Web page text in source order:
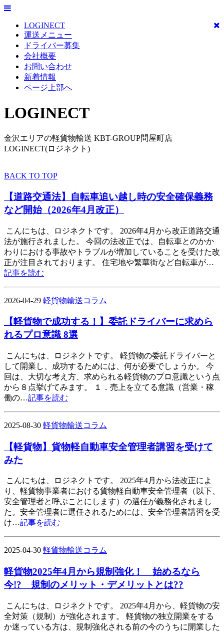
LOGINECT
運送メニュー
ドライバー募集
会社概要
お問い合わせ
新着情報
ページ上部へ
LOGINECT
金沢エリアの軽貨物輸送 KBT-GROUP問屋町店
LOGINECT(ロジネクト)
BACK TO TOP
【道路交通法】自転車追い越し時の安全確保義務
など開始（2026年4月改正）
こんにちは、ロジネクトです。 2026年4月から改正道路交通
法が施行されました。 今回の法改正では、自転車とのかか
わりにおける事故やトラブルが増加していることを受けた改
正が注目されております。 住宅地や繁華街など自転車が…
記事を読む
2026-04-29 軽貨物輸送コラム
【軽貨物で成功する！】委託ドライバーに求めら
れるプロ意識 8選
こんにちは、ロジネクトです。 軽貨物の委託ドライバーと
して開業し、成功するためには、何が必要でしょうか。 今
回は、大切な考え方、求められる軽貨物のプロ意識という点
から８点挙げてみます。 １．売上を立てる意識（営業・稼
働の…記事を読む
2025-08-30 軽貨物輸送コラム
【軽貨物】貨物軽自動車安全管理者講習を受けて
みた
こんにちは、ロジネクトです。 2025年4月から法改正によ
り、軽貨物事業者における貨物軽自動車安全管理者（以下、
安全管理者と呼ぶことにします）の選任が義務化されまし
た。安全管理者に選任されるためには、安全管理者講習を受
け…記事を読む
2025-04-30 軽貨物輸送コラム
軽貨物2025年4月から規制強化！ 始めるなら
今!? 規制のメリット・デメリットとは??
こんにちは、ロジネクトです。 2025年4月から、軽貨物の安
全対策（規制）が強化されます。 軽貨物の独立開業をする
か迷っている方は、規制強化される前の今のうちに開業した